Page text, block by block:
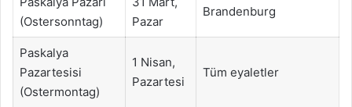
(Ostersonntag)
Pazar
Brandenburg
Paskalya
Pazartesisi
(Ostermontag)
1 Nisan,
Pazartesi
Tüm eyaletler